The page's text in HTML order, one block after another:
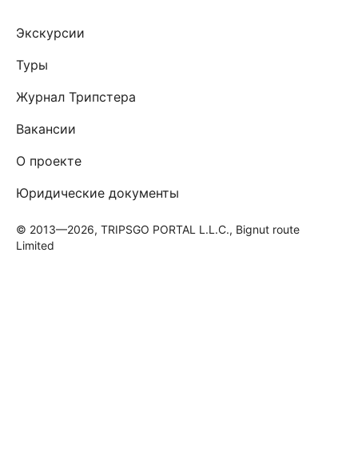
Экскурсии
Туры
Журнал Трипстера
Вакансии
О проекте
Юридические документы
© 2013—2026, TRIPSGO PORTAL L.L.C., Bignut route
Limited